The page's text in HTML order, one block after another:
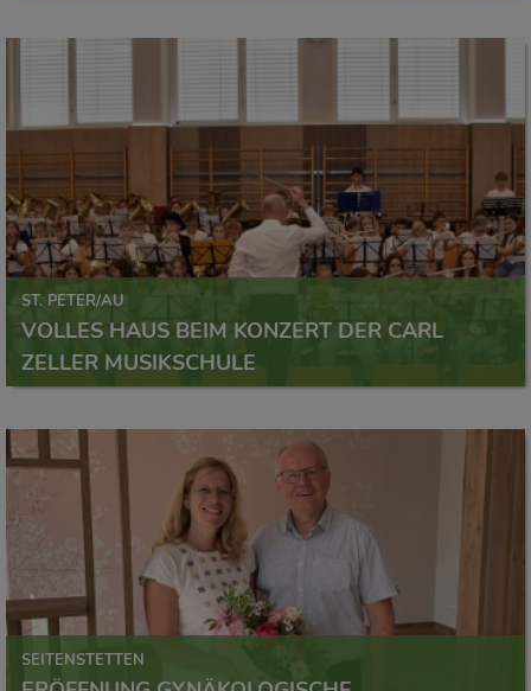
ST. PETER/AU
VOLLES HAUS BEIM KONZERT DER CARL
ZELLER MUSIKSCHULE
SEITENSTETTEN